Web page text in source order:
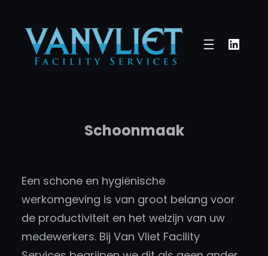
naar
inhoud
Schoonmaak
Een schone en hygiënische
werkomgeving is van groot belang voor
de productiviteit en het welzijn van uw
medewerkers. Bij Van Vliet Facility